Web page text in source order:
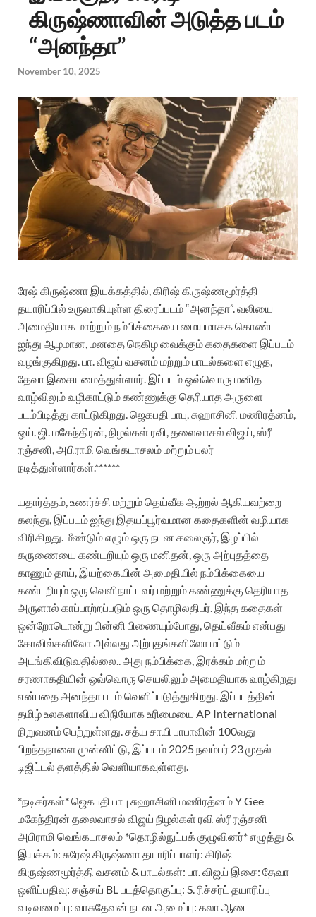
கிருஷ்ணாவின் அடுத்த படம்
“அனந்தா”
November 10, 2025
ரேஷ் கிருஷ்ணா இயக்கத்தில், கிரிஷ் கிருஷ்ணமூர்த்தி
தயாரிப்பில் உருவாகியுள்ள திரைப்படம் “அனந்தா”. வலியை
அமைதியாக மாற்றும் நம்பிக்கையை மையமாகக கொண்ட
ஐந்து ஆழமான, மனதை நெகிழ வைக்கும் கதைகளை இப்படம்
வழங்குகிறது. பா. விஜய் வசனம் மற்றும் பாடல்களை எழுத,
தேவா இசையமைத்துள்ளார். இப்படம் ஒவ்வொரு மனித
வாழ்விலும் வழிகாட்டும் கண்ணுக்கு தெரியாத அருளை
படம்பிடித்து காட்டுகிறது.ஜெகபதி பாபு, சுஹாசினி மணிரத்னம்,
ஒய். ஜி. மகேந்திரன், நிழல்கள் ரவி, தலைவாசல் விஜய், ஸ்ரீ
ரஞ்சனி, அபிராமி வெங்கடாசலம் மற்றும் பலர்
நடித்துள்ளார்கள்.******
யதார்த்தம், உணர்ச்சி மற்றும் தெய்வீக ஆற்றல் ஆகியவற்றை
கலந்து, இப்படம் ஐந்து இதயப்பூர்வமான கதைகளின் வழியாக
விரிகிறது. மீண்டும் எழும் ஒரு நடன கலைஞர், இழப்பில்
கருணையை கண்டறியும் ஒரு மனிதன், ஒரு அற்புதத்தை
காணும் தாய், இயற்கையின் அமைதியில் நம்பிக்கையை
கண்டறியும் ஒரு வெளிநாட்டவர் மற்றும் கண்ணுக்கு தெரியாத
அருளால் காப்பாற்றப்படும் ஒரு தொழிலதிபர். இந்த கதைகள்
ஒன்றோடொன்று பின்னி பிணையும்போது, தெய்வீகம் என்பது
கோவில்களிலோ அல்லது அற்புதங்களிலோ மட்டும்
அடங்கிவிடுவதில்லை.. அது நம்பிக்கை, இரக்கம் மற்றும்
சரணாகதியின் ஒவ்வொரு செயலிலும் அமைதியாக வாழ்கிறது
என்பதை அனந்தா படம் வெளிப்படுத்துகிறது. இப்படத்தின்
தமிழ் உலகளாவிய விநியோக உரிமையை AP International
நிறுவனம் பெற்றுள்ளது. சத்ய சாயி பாபாவின் 100வது
பிறந்தநாளை முன்னிட்டு, இப்படம் 2025 நவம்பர் 23 முதல்
டிஜிட்டல் தளத்தில் வெளியாகவுள்ளது.
*நடிகர்கள்*ஜெகபதி பாபு சுஹாசினி மணிரத்னம்Y Gee
மகேந்திரன் தலைவாசல் விஜய் நிழல்கள் ரவி ஸ்ரீ ரஞ்சனி
அபிராமி வெங்கடாசலம் *தொழில்நுட்பக் குழுவினர்*எழுத்து &
இயக்கம்: சுரேஷ் கிருஷ்ணாதயாரிப்பாளர்: கிரிஷ்
கிருஷ்ணமூர்த்தி வசனம் & பாடல்கள்: பா. விஜய் இசை: தேவா
ஒளிப்பதிவு: சஞ்சய் BLபடத்தொகுப்பு: S. ரிச்சர்ட் தயாரிப்பு
வடிவமைப்பு: வாசுதேவன் நடன அமைப்பு: கலாஆடை